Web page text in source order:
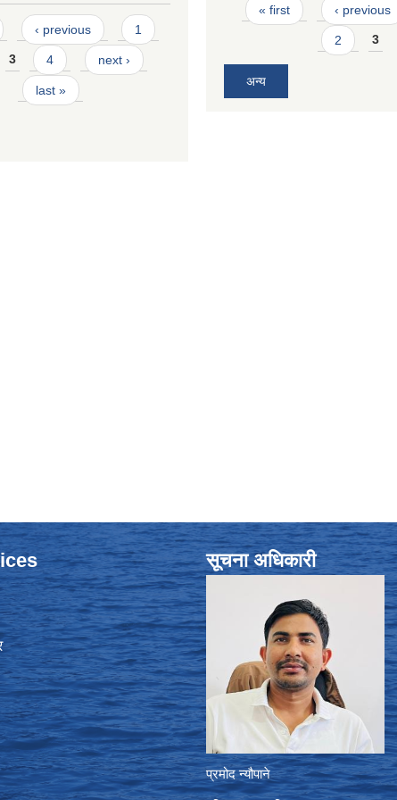
‹ previous 1
3 4 next ›
last »
Pages
« first ‹ previous
2 3
अन्य
सूचना अधिकारी
प्रमोद न्यौपाने